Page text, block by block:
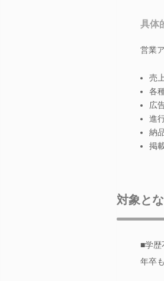
具体
営業
売
各
広
進
納
掲
対象と
■学歴
年卒